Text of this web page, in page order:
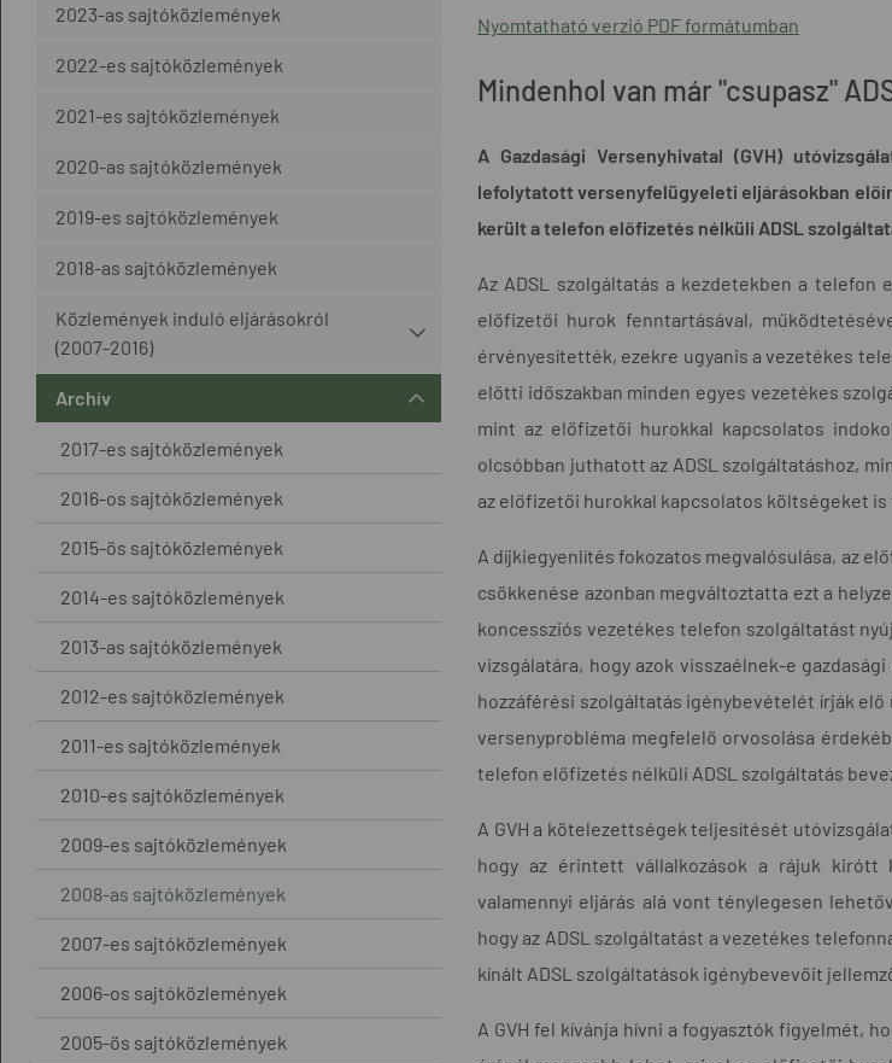
2023-as sajtóközlemények
2022-es sajtóközlemények
2021-es sajtóközlemények
2020-as sajtóközlemények
2019-es sajtóközlemények
2018-as sajtóközlemények
Közlemények induló eljárásokról
(2007-2016)
Archív
2017-es sajtóközlemények
2016-os sajtóközlemények
2015-ös sajtóközlemények
2014-es sajtóközlemények
2013-as sajtóközlemények
2012-es sajtóközlemények
2011-es sajtóközlemények
2010-es sajtóközlemények
2009-es sajtóközlemények
2008-as sajtóközlemények
2007-es sajtóközlemények
2006-os sajtóközlemények
2005-ös sajtóközlemények
Nyomtatható verzió PDF formátumban
Mindenhol van már "csupasz"
A Gazdasági Versenyhivatal (GVH)
lefolytatott versenyfelügyeleti eljárásokban
került a telefon előfizetés nélküli ADSL
Az ADSL szolgáltatás a kezdetekben a
előfizetői hurok fenntartásával,
érvényesítették, ezekre ugyanis a vezetékes
előtti időszakban minden egyes vezetékes
mint az előfizetői hurokkal kapcsolatos
olcsóbban juthatott az ADSL szolgáltatáshoz,
az előfizetői hurokkal kapcsolatos költségeket is
A díjkiegyenlítés fokozatos megvalósulása, az
csökkenése azonban megváltoztatta ezt a
koncessziós vezetékes telefon szolgáltatást
vizsgálatára, hogy azok visszaélnek-e
hozzáférési szolgáltatás igénybevételét írják elő
versenyprobléma megfelelő orvosolása
telefon előfizetés nélküli ADSL szolgáltatás
A GVH a kötelezettségek teljesítését
hogy az érintett vállalkozások a rájuk kirótt
valamennyi eljárás alá vont ténylegesen
hogy az ADSL szolgáltatást a vezetékes
kínált ADSL szolgáltatások igénybevevőit
A GVH fel kívánja hívni a fogyasztók figyelmét,